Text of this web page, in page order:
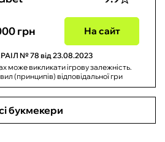
грн На сайт
№ 78 від 23.08.2023
може викликати ігрову залежність.
(принципів) відповідальної гри
букмекери